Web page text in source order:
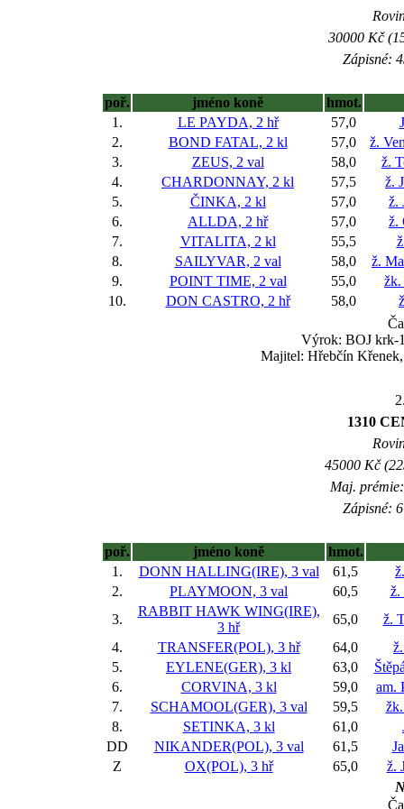
30000 Kč
Zápisné:
poř. jméno koně
hmot.
1.
LE PAYDA, 2 hř 57,0
2.
BOND FATAL, 2 kl 57,0
ž.
3.
ZEUS, 2 val 58,0
ž.
4.
CHARDONNAY, 2 kl 57,5
ž.
5.
ČINKA, 2 kl 57,0
ž.
6.
ALLDA, 2 hř 57,0
ž.
7.
VITALITA, 2 kl 55,5
8.
SAILYVAR, 2 val 58,0
ž.
9.
POINT TIME, 2 val 55,0
žk.
10.
DON CASTRO, 2 hř 58,0
Výrok: BOJ krk-
Majitel: Hřebčín
1310
45000 Kč
Maj.
Zápisné:
poř. jméno koně
hmot.
1.
DONN HALLING(IRE), 3 val 61,5
2.
PLAYMOON, 3 val 60,5
ž.
3.
RABBIT HAWK WING(IRE),
3 hř
65,0
ž.
4.
TRANSFER(POL), 3 hř 64,0
5.
EYLENE(GER), 3 kl 63,0
6.
CORVINA, 3 kl 59,0
am.
7.
SCHAMOOL(GER), 3 val 59,5
8.
SETINKA, 3 kl 61,0
DD
NIKANDER(POL), 3 val 61,5
Z
OX(POL), 3 hř 65,0
ž.